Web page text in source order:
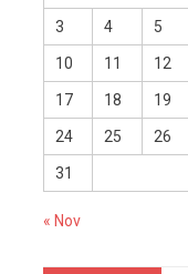
3 4 5
10 11 12
17 18 19
24 25 26
31
« Nov